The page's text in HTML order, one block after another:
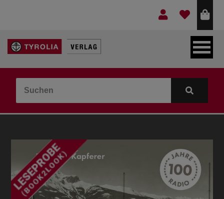
LEBEN & GLAUBE
KINDER- & JUGENDBUCH
VERLAG